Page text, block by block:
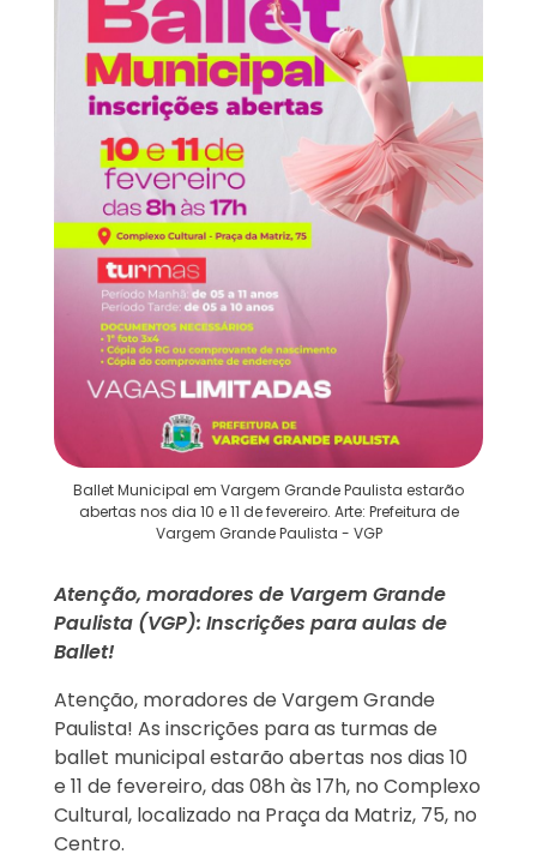
Ballet Municipal em Vargem Grande Paulista estarão
abertas nos dia 10 e 11 de fevereiro. Arte: Prefeitura de
Vargem Grande Paulista - VGP
Atenção, moradores de Vargem Grande
Paulista (VGP): Inscrições para aulas de
Ballet!
Atenção, moradores de Vargem Grande
Paulista! As inscrições para as turmas de
ballet municipal estarão abertas nos dias 10
e 11 de fevereiro, das 08h às 17h, no Complexo
Cultural, localizado na Praça da Matriz, 75, no
Centro.